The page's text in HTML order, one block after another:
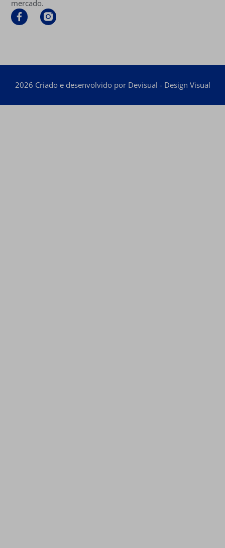
mercado.
2026 Criado e desenvolvido por Devisual - Design Visual